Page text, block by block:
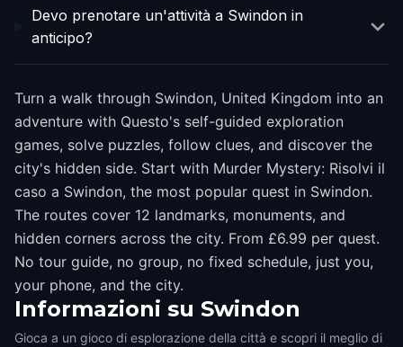
Devo prenotare un'attività a Swindon in
anticipo?
Turn a walk through Swindon, United Kingdom into an
adventure with Questo's self-guided exploration
games, solve puzzles, follow clues, and discover the
city's hidden side. Start with Murder Mystery: Risolvi il
caso a Swindon, the most popular quest in Swindon.
The routes cover 12 landmarks, monuments, and
hidden corners across the city. From £6.99 per quest.
No tour guide, no group, no fixed schedule, just you,
your phone, and the city.
Informazioni su Swindon
Gioca a un gioco di esplorazione della città e scopri il meglio di